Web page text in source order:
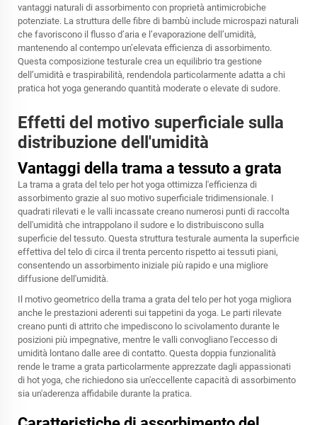
vantaggi naturali di assorbimento con proprietà antimicrobiche
potenziate. La struttura delle fibre di bambù include microspazi naturali
che favoriscono il flusso d’aria e l’evaporazione dell’umidità,
mantenendo al contempo un’elevata efficienza di assorbimento.
Questa composizione testurale crea un equilibrio tra gestione
dell’umidità e traspirabilità, rendendola particolarmente adatta a chi
pratica hot yoga generando quantità moderate o elevate di sudore.
Effetti del motivo superficiale sulla
distribuzione dell'umidità
Vantaggi della trama a tessuto a grata
La trama a grata del telo per hot yoga ottimizza l'efficienza di
assorbimento grazie al suo motivo superficiale tridimensionale. I
quadrati rilevati e le valli incassate creano numerosi punti di raccolta
dell'umidità che intrappolano il sudore e lo distribuiscono sulla
superficie del tessuto. Questa struttura testurale aumenta la superficie
effettiva del telo di circa il trenta percento rispetto ai tessuti piani,
consentendo un assorbimento iniziale più rapido e una migliore
diffusione dell'umidità.
Il motivo geometrico della trama a grata del telo per hot yoga migliora
anche le prestazioni aderenti sui tappetini da yoga. Le parti rilevate
creano punti di attrito che impediscono lo scivolamento durante le
posizioni più impegnative, mentre le valli convogliano l'eccesso di
umidità lontano dalle aree di contatto. Questa doppia funzionalità
rende le trame a grata particolarmente apprezzate dagli appassionati
di hot yoga, che richiedono sia un'eccellente capacità di assorbimento
sia un'aderenza affidabile durante la pratica.